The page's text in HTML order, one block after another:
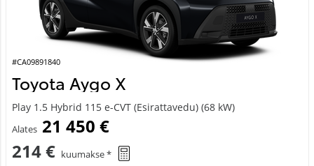
#CA09891840
Toyota Aygo X
Play 1.5 Hybrid 115 e-CVT (Esirattavedu) (68 kW)
Alates 21 450 €
214 € kuumakse *